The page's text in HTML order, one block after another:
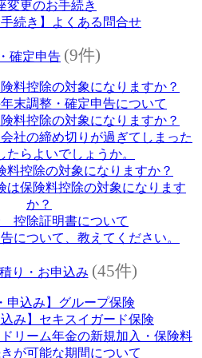
変更のお手続き
手続き】よくある問合せ
確定申告 (9件)
料控除の対象になりますか？
末調整・確定申告について
料控除の対象になりますか？
社の締め切りが過ぎてしまった
たらよいでしょうか。
料控除の対象になりますか？
は保険料控除の対象になります
か？
控除証明書について
について、教えてください。
り・お申込み (45件)
申込み】グループ保険
込み】セキスイガード保険
ドリーム年金の新規加入・保険料
が可能な期間について